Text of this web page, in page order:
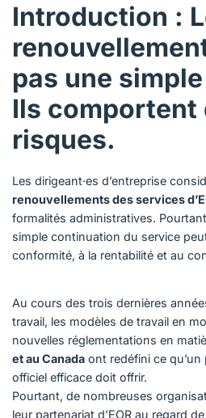
Introduction :
pas une
Ils comportent
risques.
Les dirigeant·es d’entreprise
renouvellements des services
formalités administratives.
simple continuation du service
conformité, à la rentabilité et au
Au cours des trois dernières
travail, les modèles de travail en
nouvelles réglementations en
et au Canada ont redéfini ce qu’un
officiel efficace doit offrir.
Pourtant, de nombreuses
leur partenariat d’EOR au regard